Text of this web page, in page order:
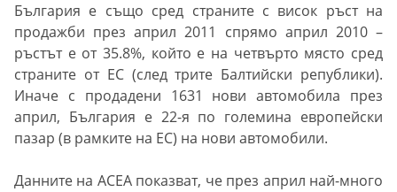
България е също сред страните с висок ръст на
продажби през април 2011 спрямо април 2010 –
ръстът е от 35.8%, който е на четвърто място сред
страните от ЕС (след трите Балтийски републики).
Иначе с продадени 1631 нови автомобила през
април, България е 22-я по големина европейски
пазар (в рамките на ЕС) на нови автомобили.
Данните на АСЕА показват, че през април най-много